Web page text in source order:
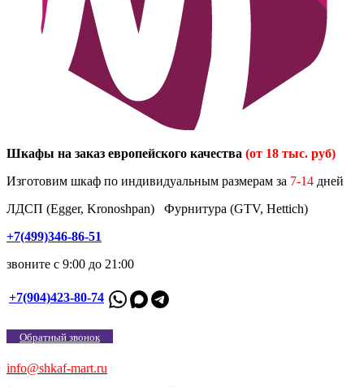
Шкафы на заказ европейского качества (от 18 тыс. руб)
Изготовим шкаф по индивидуальным размерам за 7-14 дней
ЛДСП (Egger, Kronoshpan) Фурнитура (GTV, Hettich)
+7(499)346-86-51
звоните с 9:00 до 21:00
+7(904)423-80-74
Обратный звонок
info@shkaf-mart.ru